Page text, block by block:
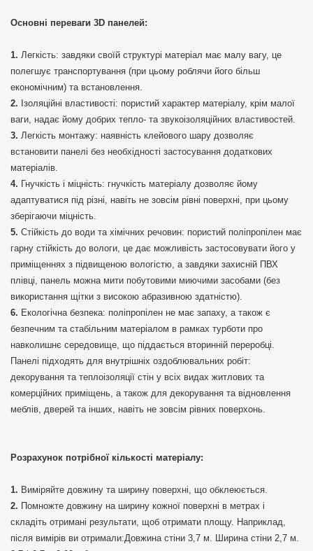
Основні переваги 3D панелей:
Легкість: завдяки своїй структурі матеріал має малу вагу, це
полегшує транспортування (при цьому роблячи його більш
економічним) та встановлення.
Ізоляційні властивості: пористий характер матеріалу, крім малої
ваги, надає йому добрих тепло- та звукоізоляційних властивостей.
Легкість монтажу: наявність клейового шару дозволяє
встановити панелі без необхідності застосування додаткових
матеріалів.
Гнучкість і міцність: гнучкість матеріалу дозволяє йому
адаптуватися під різні, навіть не зовсім рівні поверхні, при цьому
зберігаючи міцність.
Стійкість до води та хімічних речовин: пористий поліпропілен має
гарну стійкість до вологи, це дає можливість застосовувати його у
приміщеннях з підвищеною вологістю, а завдяки захисній ПВХ
плівці, панель можна мити побутовими миючими засобами (без
використання щітки з високою абразивною здатністю).
Екологічна безпека: поліпропілен не має запаху, а також є
безпечним та стабільним матеріалом в рамках турботи про
навколишнє середовище, що піддається вторинній переробці.
Панелі підходять для внутрішніх оздоблювальних робіт:
декорування та теплоізоляції стін у всіх видах житлових та
комерційних приміщень, а також для декорування та відновлення
меблів, дверей та інших, навіть не зовсім рівних поверхонь.
Розрахунок потрібної кількості матеріалу:
Виміряйте довжину та ширину поверхні, що обклеюється.
Помножте довжину на ширину кожної поверхні в метрах і
складіть отримані результати, щоб отримати площу. Наприклад,
після вимірів ви отримали:Довжина стіни 3,7 м. Ширина стіни 2,7 м.